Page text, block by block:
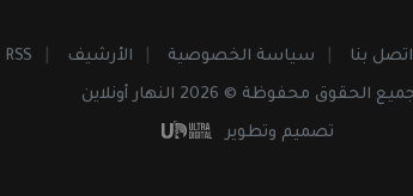
اتصل بنا سياسة الخصوصية الأرشيف RSS
جميع الحقوق محفوظة © 2026 النهار أونلاين
تصميم وتطوير